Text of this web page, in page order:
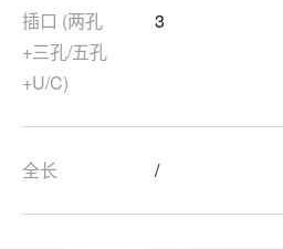
插口 (两孔
+三孔/五孔
+U/C)
3
全长 /